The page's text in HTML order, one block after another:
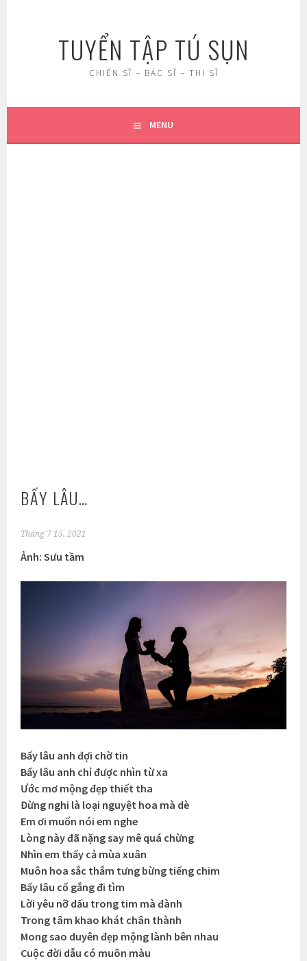
TUYỂN TẬP TÚ SỤN
CHIẾN SĨ – BÁC SĨ – THI SĨ
MENU
BẤY LÂU…
Tháng 7 15, 2021
Ảnh: Sưu tầm
Bấy lâu anh đợi chờ tin
Bấy lâu anh chỉ được nhìn từ xa
Ước mơ mộng đẹp thiết tha
Đừng nghi là loại nguyệt hoa mà dè
Em ơi muốn nói em nghe
Lòng này đã nặng say mê quá chừng
Nhìn em thấy cả mùa xuân
Muôn hoa sắc thắm tưng bừng tiếng chim
Bấy lâu cố gắng đi tìm
Lời yêu nỡ dấu trong tim mà đành
Trong tâm khao khát chân thành
Mong sao duyên đẹp mộng lành bên nhau
Cuộc đời dẫu có muôn màu